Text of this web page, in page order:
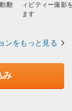
翻
ィビティー撮影
ます
ンをもっと見る
み